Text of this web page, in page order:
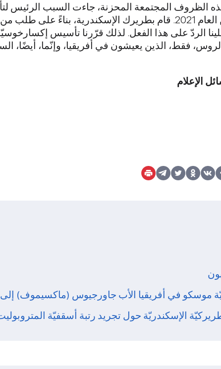
الظروف المجتمعة المحزنة، جاءت السبب الرئيس
موسكو في أفريقيا في كانون الأوّل من العام 2021. قام بطريرك
الردّ على هذا الفعل. لذلك قرّرنا تأسيس
فقط، الذين يعيشون في أفريقيا، وإنّما، أيضًا،
الإعلام
موسكو في أفريقيا الأب جاورجيوس (ماكسيموف) إلى
الإسكندريّة حول تجريد رتبة أسقفيّة المتروبوليت